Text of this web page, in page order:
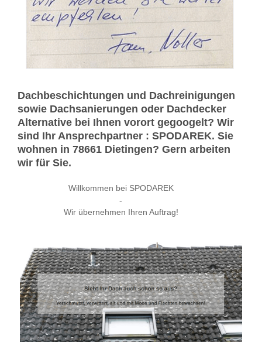
Dachbeschichtungen und Dachreinigungen
sowie Dachsanierungen oder Dachdecker
Alternative bei Ihnen vorort gegoogelt? Wir
sind Ihr Ansprechpartner : SPODAREK. Sie
wohnen in 78661 Dietingen? Gern arbeiten
wir für Sie.
Willkommen bei SPODAREK
-
Wir übernehmen Ihren Auftrag!